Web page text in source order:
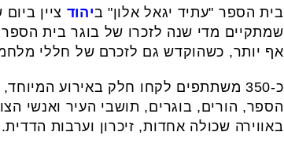
בית הספר "עתיד יגאל אלון" ביהוד
שמתקיים מדי שנה לזכרו של בוגר בית
אף יותר, כשהוקדש גם לזכרם של חללי
כ-350 משתתפים לקחו חלק באירוע
באווירה שכולה אחדות, זיכרון וערבות הדדית.